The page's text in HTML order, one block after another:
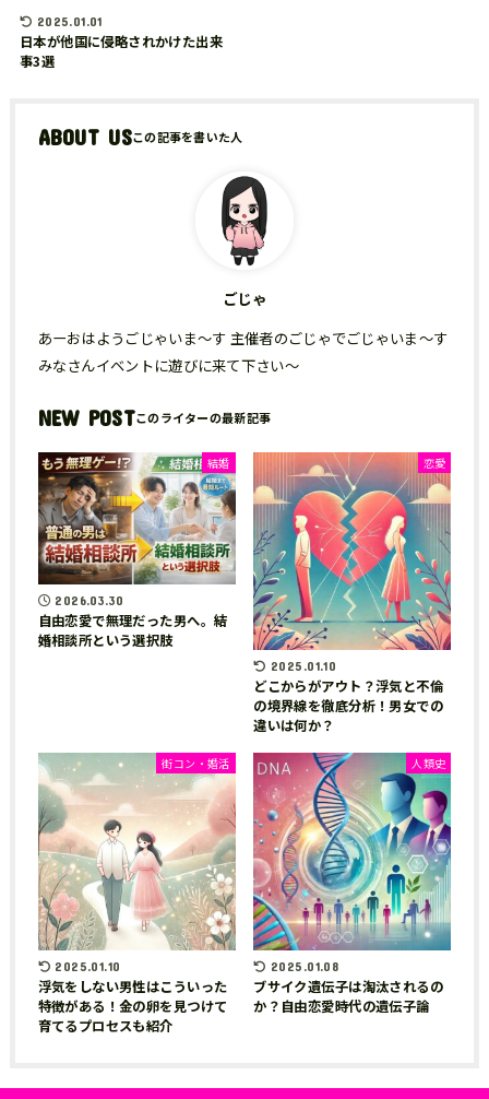
2025.01.01
日本が他国に侵略されかけた出来
事3選
ABOUT US
ごじゃ
あーおはようごじゃいま～す 主催者のごじゃでごじゃいま～す
みなさんイベントに遊びに来て下さい～
NEW POST
結婚
2026.03.30
自由恋愛で無理だった男へ。結
婚相談所という選択肢
恋愛
2025.01.10
どこからがアウト？浮気と不倫
の境界線を徹底分析！男女での
違いは何か？
街コン・婚活
2025.01.10
浮気をしない男性はこういった
特徴がある！金の卵を見つけて
育てるプロセスも紹介
人類史
2025.01.08
ブサイク遺伝子は淘汰されるの
か？自由恋愛時代の遺伝子論